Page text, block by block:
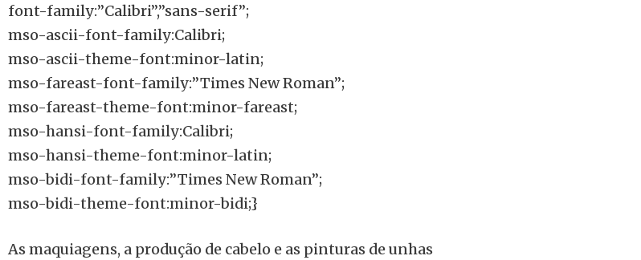
font-family:”Calibri”,”sans-serif”;
mso-ascii-font-family:Calibri;
mso-ascii-theme-font:minor-latin;
mso-fareast-font-family:”Times New Roman”;
mso-fareast-theme-font:minor-fareast;
mso-hansi-font-family:Calibri;
mso-hansi-theme-font:minor-latin;
mso-bidi-font-family:”Times New Roman”;
mso-bidi-theme-font:minor-bidi;}
As maquiagens, a produção de cabelo e as pinturas de unhas